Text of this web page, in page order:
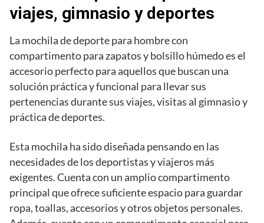
viajes, gimnasio y deportes
La mochila de deporte para hombre con
compartimento para zapatos y bolsillo húmedo es el
accesorio perfecto para aquellos que buscan una
solución práctica y funcional para llevar sus
pertenencias durante sus viajes, visitas al gimnasio y
práctica de deportes.
Esta mochila ha sido diseñada pensando en las
necesidades de los deportistas y viajeros más
exigentes. Cuenta con un amplio compartimento
principal que ofrece suficiente espacio para guardar
ropa, toallas, accesorios y otros objetos personales.